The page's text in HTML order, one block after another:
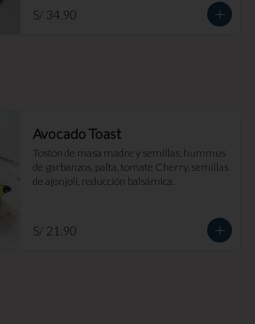
S/ 34.90
Avocado Toast
Tostón de masa madre y semillas, hummus
de garbanzos, palta, tomate Cherry, semillas
de ajonjolí, reducción balsámica.
S/ 21.90